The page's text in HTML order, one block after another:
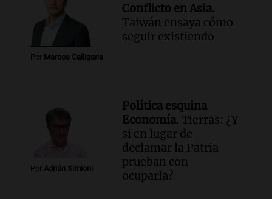
Por Marcos Calligaris
Conflicto en Asia.
Taiwán ensaya cómo
seguir existiendo
Por Adrián Simioni
Política esquina
Economía. Tierras: ¿Y
si en lugar de
declamar la Patria
prueban con
ocuparla?